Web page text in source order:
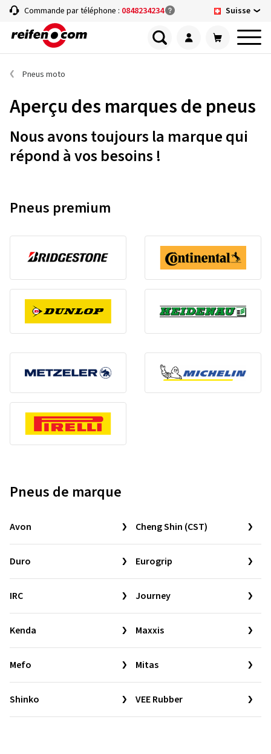
Commande par téléphone : 0848234234 Suisse
Pneus moto
Aperçu des marques de pneus
Nous avons toujours la marque qui
répond à vos besoins !
Pneus premium
Pneus de marque
Avon Cheng Shin (CST)
Duro Eurogrip
IRC Journey
Kenda Maxxis
Mefo Mitas
Shinko VEE Rubber